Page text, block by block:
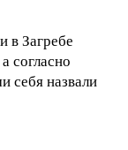
в Загребе
согласно
себя назвали